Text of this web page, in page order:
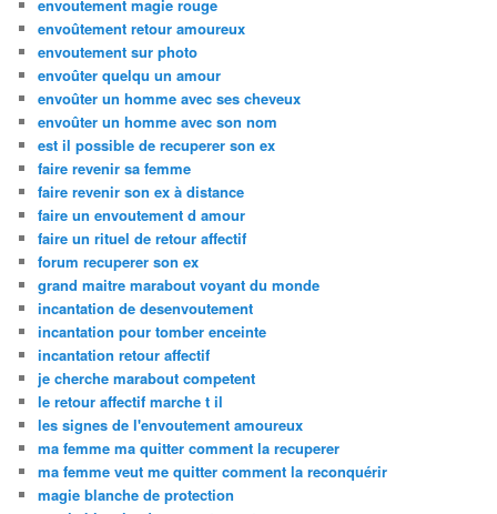
envoutement magie rouge
envoûtement retour amoureux
envoutement sur photo
envoûter quelqu un amour
envoûter un homme avec ses cheveux
envoûter un homme avec son nom
est il possible de recuperer son ex
faire revenir sa femme
faire revenir son ex à distance
faire un envoutement d amour
faire un rituel de retour affectif
forum recuperer son ex
grand maitre marabout voyant du monde
incantation de desenvoutement
incantation pour tomber enceinte
incantation retour affectif
je cherche marabout competent
le retour affectif marche t il
les signes de l'envoutement amoureux
ma femme ma quitter comment la recuperer
ma femme veut me quitter comment la reconquérir
magie blanche de protection